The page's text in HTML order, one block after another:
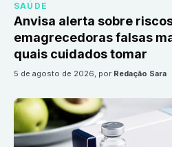
SAÚDE
Anvisa alerta sobre
emagrecedoras falsas
quais cuidados tomar
5 de agosto de 2026, por Redação Sara